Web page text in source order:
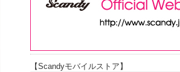
【Scandyモバイルストア】